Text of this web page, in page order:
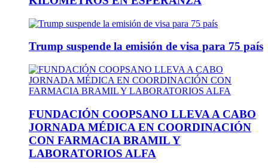
Trump suspende la emisión de visa para 75 país
FUNDACIÓN COOPSANO LLEVA A CABO
JORNADA MÉDICA EN COORDINACIÓN
CON FARMACIA BRAMIL Y
LABORATORIOS ALFA